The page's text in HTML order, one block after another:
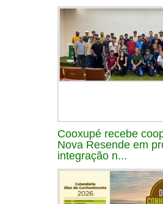
Cooxupé recebe
Nova Resende em
integração n...